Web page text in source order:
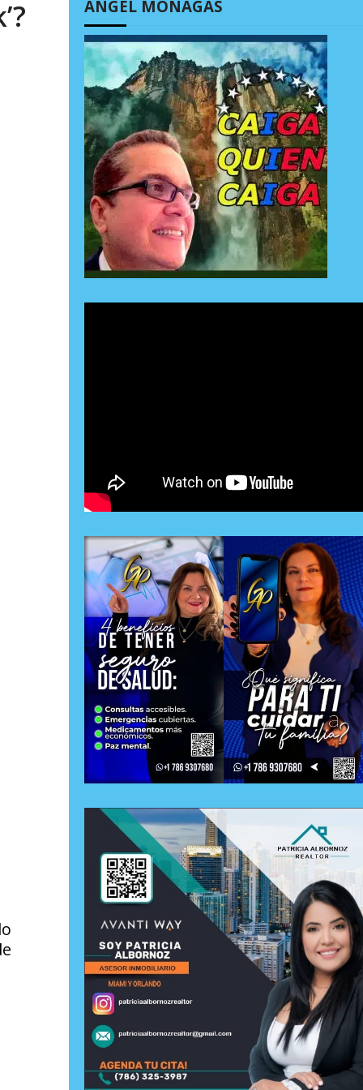
ÁNGEL MONAGAS